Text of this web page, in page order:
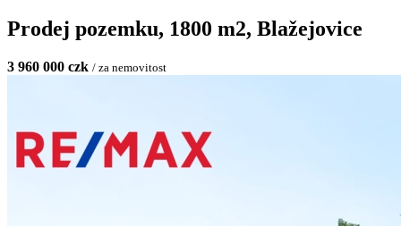
Prodej pozemku, 1800 m2, Blažejovice
3 960 000 czk / za nemovitost